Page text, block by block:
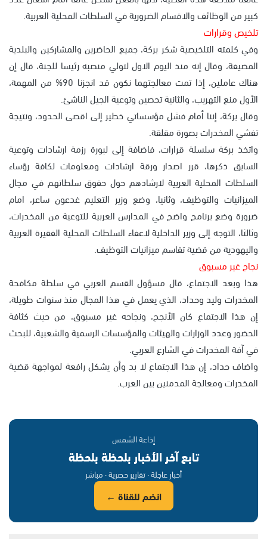
كبير من الوظائف والاقسام الضرورية في السلطات المحلية العربية.
تلخيص وقرارات
وفي كلمته التلخيصية شكر بركة، جميع الحاضرين والمشاركين والبلدية
المضيفة، وقال إنه منذ اليوم الاول لتولي منصبه رئيسا للجنة، قال إن
هناك عاملين، إذا تمت معالجتهما نكون قد انجزنا 90% من المهمة،
الأول منع التهريب، والثانية تحصين وتوعية الجيل الناشئ.
وقال بركة، إننا أمام فشل مؤسساتي خطير إلى اقصى الحدود، ونتيجة
تفشي المخدرات بصورة مقلقة.
واتخذ بركة سلسلة قرارات، فاضافة إلى لبورة رزمة ارشادات وتوعية
السابق ذكرها، قرر اصدار ورقة ارشادات ومعلومات لكافة رؤساء
السلطات المحلية العربية لارشادهم حول حقوق سلطاتهم في مجال
الميزانيات والتوظيف، وثانيا، وضع وزير التعليم غدعون ساعر، امام
ضرورة وضع برنامج واضح في المدارس العربية للتوعية من المخدرات،
وثالثا، التوجه إلى وزير الداخلية لاعفاء السلطات المحلية الفقيرة العربية
واليهودية من قضية تقاسم ميزانيات التوظيف.
نجاح غير مسبوق
هذا وبعد الاجتماع، قال مسؤول القسم العربي في سلطة مكافحة
المخدرات وليد وحداد، الذي يعمل في هذا المجال منذ سنوات طويلة،
إن هذا الاجتماع كان الأنجح، ونجاحه غير مسبوق، من حيث كثافة
الحضور وعدد الوزارات والهيئات والمؤسسات الرسمية والشعبية، للبحث
في آفة المخدرات في الشارع العربي.
واضاف حداد، إن هذا الاجتماع لا بد وأن يشكل رافعة لمواجهة قضية
المخدرات ومعالجة المدمنين بين العرب.
إذاعة الشمس
تابع آخر الأخبار بلحظة بلحظة
أخبار عاجلة · تقارير حصرية · مباشر
انضم للقناة ←